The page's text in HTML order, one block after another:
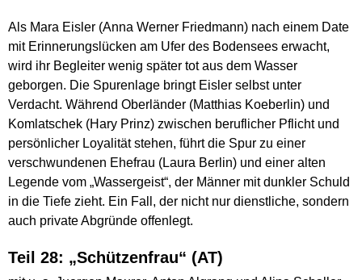
Als Mara Eisler (Anna Werner Friedmann) nach einem Date
mit Erinnerungslücken am Ufer des Bodensees erwacht,
wird ihr Begleiter wenig später tot aus dem Wasser
geborgen. Die Spurenlage bringt Eisler selbst unter
Verdacht. Während Oberländer (Matthias Koeberlin) und
Komlatschek (Hary Prinz) zwischen beruflicher Pflicht und
persönlicher Loyalität stehen, führt die Spur zu einer
verschwundenen Ehefrau (Laura Berlin) und einer alten
Legende vom „Wassergeist“, der Männer mit dunkler Schuld
in die Tiefe zieht. Ein Fall, der nicht nur dienstliche, sondern
auch private Abgründe offenlegt.
Teil 28: „Schützenfrau“ (AT)